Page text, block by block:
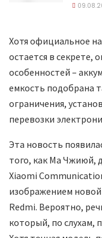
Хотя официальное
остается в секрете,
особенностей –
емкость подобрана
ограничения,
перевозки
Эта новость
того, как Ма Чжиюй,
Xiaomi
изображением
Redmi. Вероятно,
который, по слухам,